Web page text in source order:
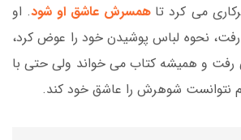
می کرد تا همسرش عاشق او شود. او
رفت، نحوه لباس پوشیدن خود را عوض کرد،
و همیشه کتاب می خواند ولی حتی با
نتوانست شوهرش را عاشق خود کند.